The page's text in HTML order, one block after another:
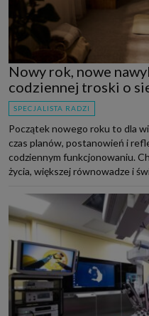
Nowy rok, nowe
codziennej troski o
SPECJALISTA RADZI
Początek nowego roku to dla
czas planów, postanowień i
codziennym funkcjonowaniu.
życia, większej równowadze i